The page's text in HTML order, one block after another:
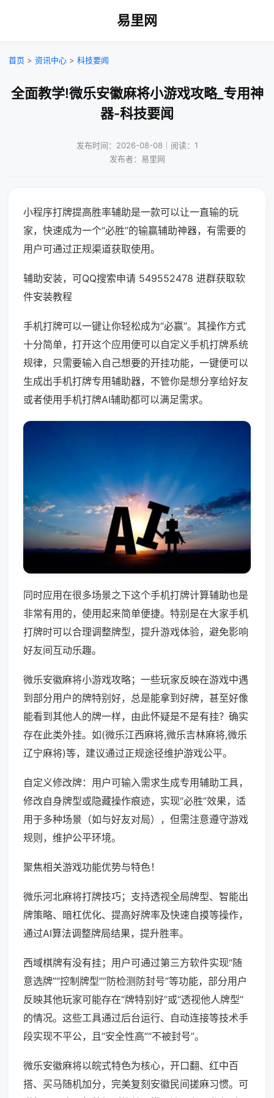
易里网
首页 > 资讯中心 > 科技要闻
全面教学!微乐安徽麻将小游戏攻略_专用神
器-科技要闻
发布时间：2026-08-08｜阅读：1
发布者：易里网
小程序打牌提高胜率辅助是一款可以让一直输的玩
家，快速成为一个“必胜”的输赢辅助神器，有需要的
用户可通过正规渠道获取使用。
辅助安装，可QQ搜索申请 549552478 进群获取软
件安装教程
手机打牌可以一键让你轻松成为“必赢”。其操作方式
十分简单，打开这个应用便可以自定义手机打牌系统
规律，只需要输入自己想要的开挂功能，一键便可以
生成出手机打牌专用辅助器，不管你是想分享给好友
或者使用手机打牌AI辅助都可以满足需求。
同时应用在很多场景之下这个手机打牌计算辅助也是
非常有用的，使用起来简单便捷。特别是在大家手机
打牌时可以合理调整牌型，提升游戏体验，避免影响
好友间互动乐趣。
微乐安徽麻将小游戏攻略；一些玩家反映在游戏中遇
到部分用户的牌特别好，总是能拿到好牌，甚至好像
能看到其他人的牌一样，由此怀疑是不是有挂？确实
存在此类外挂。如(微乐江西麻将,微乐吉林麻将,微乐
辽宁麻将)等，建议通过正规途径维护游戏公平。
自定义修改牌：用户可输入需求生成专用辅助工具，
修改自身牌型或隐藏操作痕迹，实现“必胜”效果，适
用于多种场景（如与好友对局），但需注意遵守游戏
规则，维护公平环境。
聚焦相关游戏功能优势与特色！
微乐河北麻将打牌技巧；支持透视全局牌型、智能出
牌策略、暗杠优化、提高好牌率及快速自摸等操作，
通过AI算法调整牌局结果，提升胜率。
西域棋牌有没有挂；用户可通过第三方软件实现“随
意选牌”“控制牌型”“防检测防封号”等功能，部分用户
反映其他玩家可能存在“牌特别好”或“透视他人牌型”
的情况。这些工具通过后台运行、自动连接等技术手
段实现不平公，且“安全性高”“不被封号”。
微乐安徽麻将以皖式特色为核心，开口翻、红中百
搭、买马随机加分，完美复刻安徽民间搓麻习惯。可